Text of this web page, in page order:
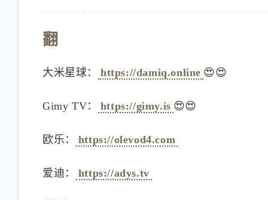
端口扫描来的[图片]
2026 /2025
行书指南
name: 行书指南link: [链
上网教程及软件资源网站。
最新热门开源软件推荐，浅
6/18/2025
翻
大米星球： https://damiq.online 😍😍
Gimy TV： https://gimy.is 😍😍
欧乐： https://olevod4.com
爱迪： https://adys.tv